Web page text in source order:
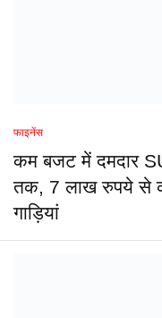
फाइनेंस
कम बजट में दमदार
तक, 7 लाख रुपये से
गाड़ियां